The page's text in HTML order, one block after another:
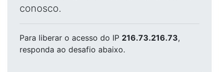
conosco.
Para liberar o acesso do IP 216.73.216.73,
responda ao desafio abaixo.